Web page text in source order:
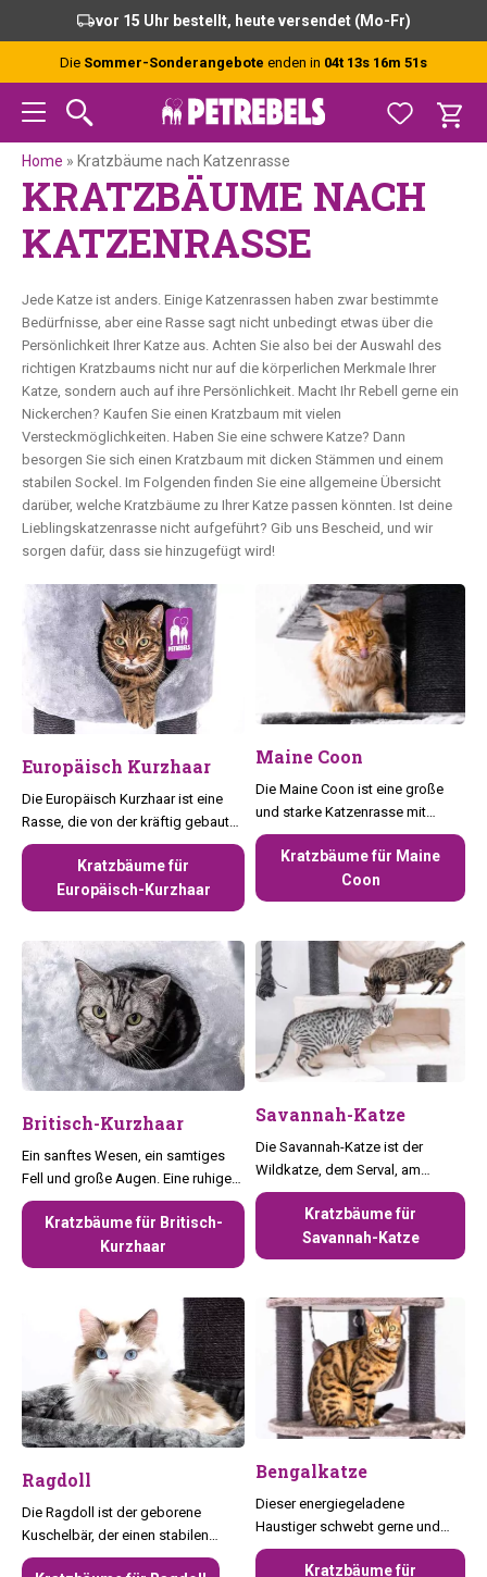
content
vor 15 Uhr bestellt, heute versendet (Mo-Fr)
Die Sommer-Sonderangebote enden in 04t 13s 16m 51s
Home » Kratzbäume nach Katzenrasse
KRATZBÄUME NACH
KATZENRASSE
Jede Katze ist anders. Einige Katzenrassen haben zwar bestimmte
Bedürfnisse, aber eine Rasse sagt nicht unbedingt etwas über die
Persönlichkeit Ihrer Katze aus. Achten Sie also bei der Auswahl des
richtigen Kratzbaums nicht nur auf die körperlichen Merkmale Ihrer
Katze, sondern auch auf ihre Persönlichkeit. Macht Ihr Rebell gerne ein
Nickerchen? Kaufen Sie einen Kratzbaum mit vielen
Versteckmöglichkeiten. Haben Sie eine schwere Katze? Dann
besorgen Sie sich einen Kratzbaum mit dicken Stämmen und einem
stabilen Sockel. Im Folgenden finden Sie eine allgemeine Übersicht
darüber, welche Kratzbäume zu Ihrer Katze passen könnten. Ist deine
Lieblingskatzenrasse nicht aufgeführt? Gib uns Bescheid, und wir
sorgen dafür, dass sie hinzugefügt wird!
Europäisch Kurzhaar
Die Europäisch Kurzhaar ist eine
Rasse, die von der kräftig gebauten
ursprünglichen Haus- und Hofkatze
aus Europa abstammt.
Kratzbäume für
Europäisch-Kurzhaar
Maine Coon
Die Maine Coon ist eine große
und starke Katzenrasse mit
einem sanften und verspielten
Wesen.Kratzbäume für Maine
Coon
Britisch-Kurzhaar
Ein sanftes Wesen, ein samtiges
Fell und große Augen. Eine ruhige
Rasse, die sich leicht an jede
Familiensituation anpassen lässt.
Kratzbäume für Britisch-
Kurzhaar
Savannah-Katze
Die Savannah-Katze ist der
Wildkatze, dem Serval, am
nächsten. Aufgrund ihrer Größe,
Energie und Anhänglichkeit kann
es manchmal eine
Herausforderung sein, einen
Tiger zu finden.
Kratzbäume für
Savannah-Katze
Ragdoll
Die Ragdoll ist der geborene
Kuschelbär, der einen stabilen
Kratzbaum mit vielen Liegeplätzen
Bengalkatze
Dieser energiegeladene
Haustiger schwebt gerne und
muss ausreichend stimuliert
werden, um Langeweile zu
Kratzbäume für